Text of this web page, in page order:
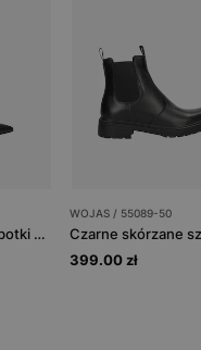
Czarne skórzane botki nad kostkę na wysokim słupku
WOJAS / 55089-50
399.00 zł